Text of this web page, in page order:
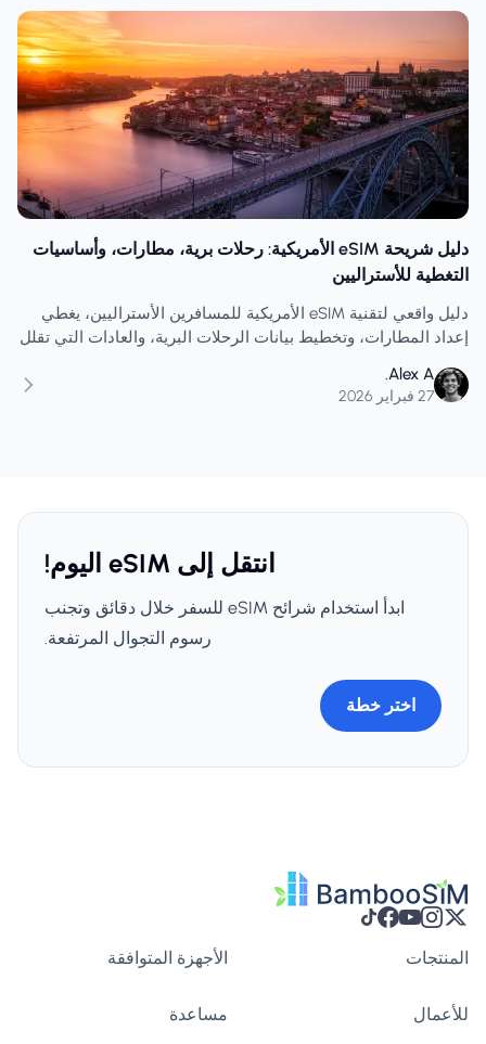
دليل شريحة eSIM الأمريكية: رحلات برية، مطارات، وأساسيات
التغطية للأستراليين
دليل واقعي لتقنية eSIM الأمريكية للمسافرين الأستراليين، يغطي
إعداد المطارات، وتخطيط بيانات الرحلات البرية، والعادات التي تقلل
Alex A.
27 فبراير 2026
انتقل إلى eSIM اليوم!
ابدأ استخدام شرائح eSIM للسفر خلال دقائق وتجنب
رسوم التجوال المرتفعة.
اختر خطة
المنتجات الأجهزة المتوافقة
للأعمال مساعدة